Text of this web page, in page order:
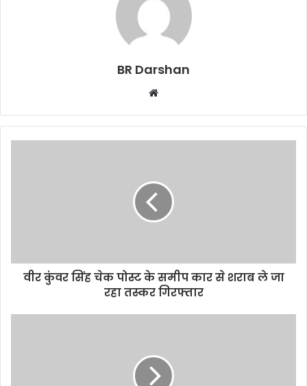
BR Darshan
b
s
e
वीर कुंवर सिंह चेक पोस्ट के समीप कार से शराब ले जा
रहा तस्कर गिरफ्तार